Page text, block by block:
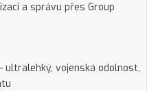
a správu přes Group
ultralehký, vojenská odolnost,